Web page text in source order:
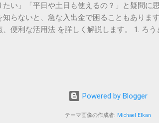
った先回りの対応が可能になります。 LINE
コミュニケーションアプリ「LINE」を佐川急
ンタップで依頼 不在連絡票に記載されたQR
のボタンをタップするだけで、希望の日時や
セージが届きます。その時間に急な予定が入
たい」「平日や土日も使えるの？」と疑問に
らないと、急な入出金で困ることもありま
便利な活用法 を詳しく解説します。 1. ろ
曜日のみ利用可能） 店舗内ATMは、銀行窓
時間帯によって手数料が異なる 点に注意が
祝日：110〜330円程度の手数料が発生 深夜（
平日昼間の利用が最もお得 です。 3. ろうき
Powered by Blogger
テーマ画像の作成者: Michael Elkan